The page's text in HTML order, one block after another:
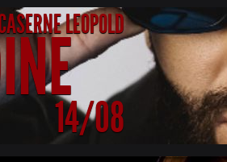
LEOPOLD
14/08